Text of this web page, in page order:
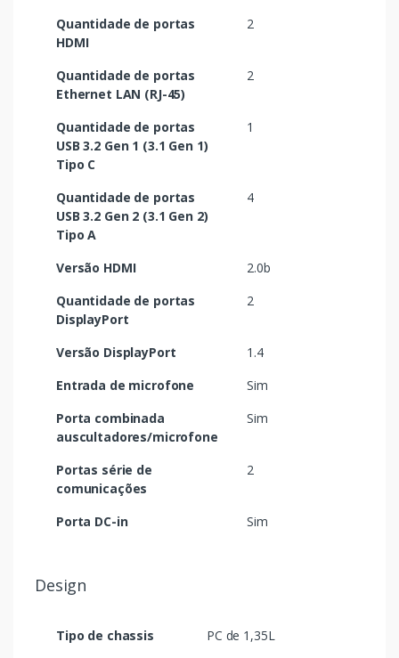
Quantidade de portas
HDMI
2
Quantidade de portas
Ethernet LAN (RJ-45)
2
Quantidade de portas
USB 3.2 Gen 1 (3.1 Gen 1)
Tipo C
1
Quantidade de portas
USB 3.2 Gen 2 (3.1 Gen 2)
Tipo A
4
Versão HDMI
2.0b
Quantidade de portas
DisplayPort
2
Versão DisplayPort
1.4
Entrada de microfone
Sim
Porta combinada
auscultadores/microfone
Sim
Portas série de
comunicações
2
Porta DC-in Sim
Design
Tipo de chassis
PC de 1,35L